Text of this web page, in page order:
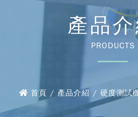
產品
PRODUCTS
首頁 / 產品介紹 / 硬度測試